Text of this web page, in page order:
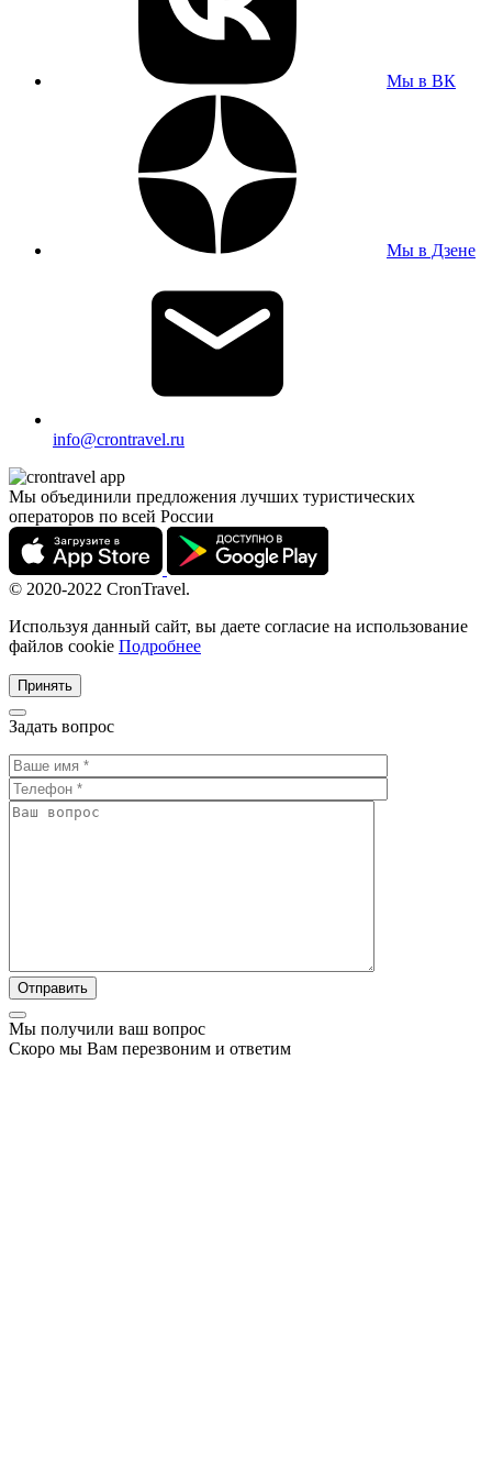
Мы в ВК
Мы в Дзене
info@crontravel.ru
Мы объединили предложения лучших туристических
операторов по всей России
© 2020-2022 CronTravel.
Используя данный сайт, вы даете согласие на использование
файлов cookie Подробнее
Принять
Задать вопрос
Мы получили ваш вопрос
Скоро мы Вам перезвоним и ответим